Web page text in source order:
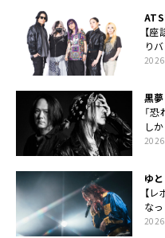
【
り
黒夢
「
し
ゆ
【
なっ